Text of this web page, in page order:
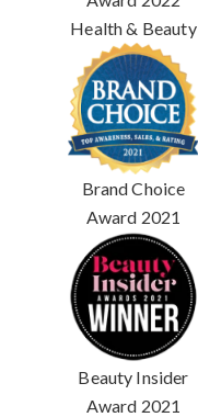
Health & Beauty
Brand Choice
Award 2021
Beauty Insider
Award 2021